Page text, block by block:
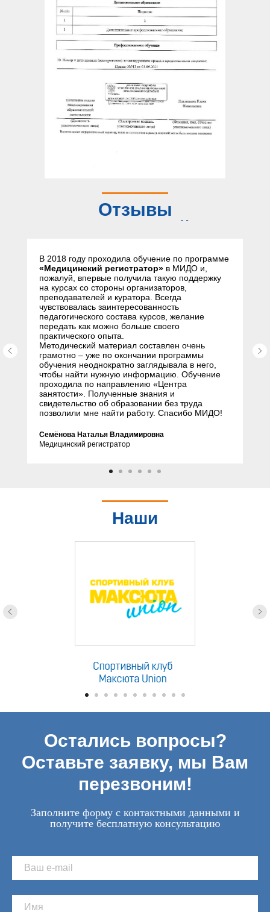
Отзывы
слушателей
В 2018 году проходила обучение по программе
«Медицинский регистратор» в МИДО и,
пожалуй, впервые получила такую поддержку
на курсах со стороны организаторов,
преподавателей и куратора. Всегда
чувствовалась заинтересованность
педагогического состава курсов, желание
передать как можно больше своего
практического опыта.
Методический материал составлен очень
грамотно – уже по окончании программы
обучения неоднократно заглядывала в него,
чтобы найти нужную информацию. Обучение
проходила по направлению «Центра
занятости». Полученные знания и
свидетельство об образовании без труда
позволили мне найти работу. Спасибо МИДО!
Семёнова Наталья Владимировна
Медицинский регистратор
Наши
Остались вопросы?
Оставьте заявку, мы Вам
перезвоним!
Заполните форму с контактными данными и
получите бесплатную консультацию